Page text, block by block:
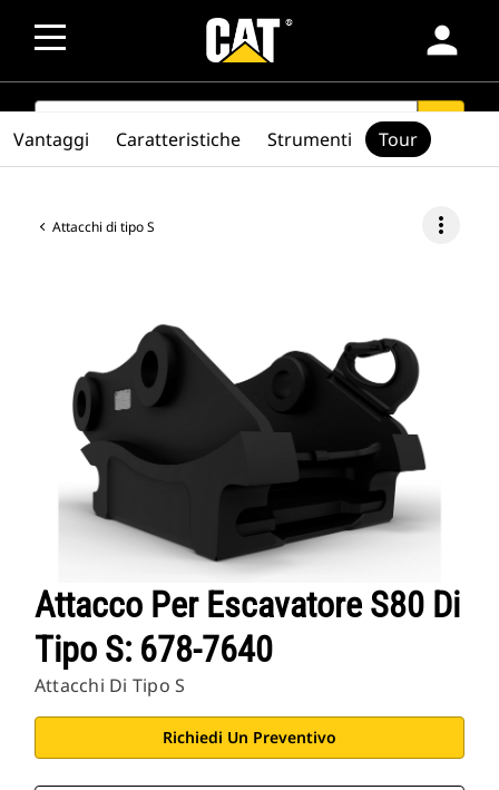
person
SEARCH search
Attacchi di tipo S more_vert
Attacco Per Escavatore S80 Di
Tipo S: 678-7640
Attacchi Di Tipo S
Richiedi Un Preventivo
Vantaggi Caratteristiche Strumenti Tour